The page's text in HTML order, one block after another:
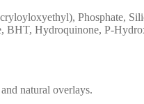
Phosphate,
Hydroquinone, P-
natural overlays.